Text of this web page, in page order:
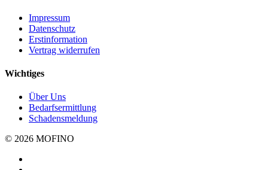
Impressum
Datenschutz
Erstinformation
Vertrag widerrufen
Wichtiges
Über Uns
Bedarfsermittlung
Schadensmeldung
© 2026 MOFINO